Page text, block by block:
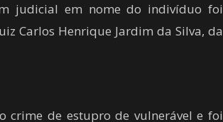
judicial em nome do indivíduo foi
Carlos Henrique Jardim da Silva, da
crime de estupro de vulnerável e foi